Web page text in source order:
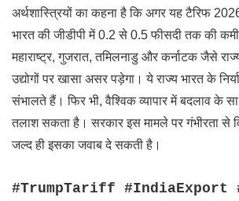
अर्थशास्त्रियों का कहना है कि अगर यह टैरिफ
भारत की जीडीपी में 0.2 से 0.5 फीसदी तक की
महाराष्ट्र, गुजरात, तमिलनाडु और कर्नाटक जैसे
उद्योगों पर खासा असर पड़ेगा। ये राज्य भारत के
संभालते हैं। फिर भी, वैश्विक व्यापार में बदलाव के
तलाश सकता है। सरकार इस मामले पर गंभीरता से
जल्द ही इसका जवाब दे सकती है।
#TrumpTariff #IndiaExport